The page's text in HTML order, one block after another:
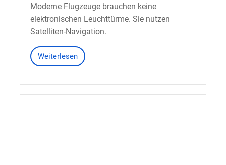
Moderne Flugzeuge brauchen keine
elektronischen Leuchttürme. Sie nutzen
Satelliten-Navigation.
Weiterlesen